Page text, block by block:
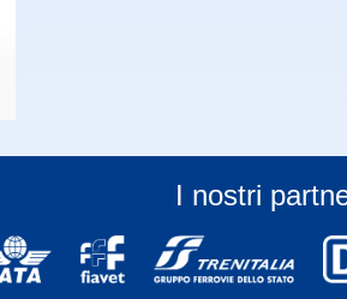
I nostri